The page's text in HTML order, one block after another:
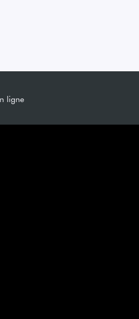
ligne